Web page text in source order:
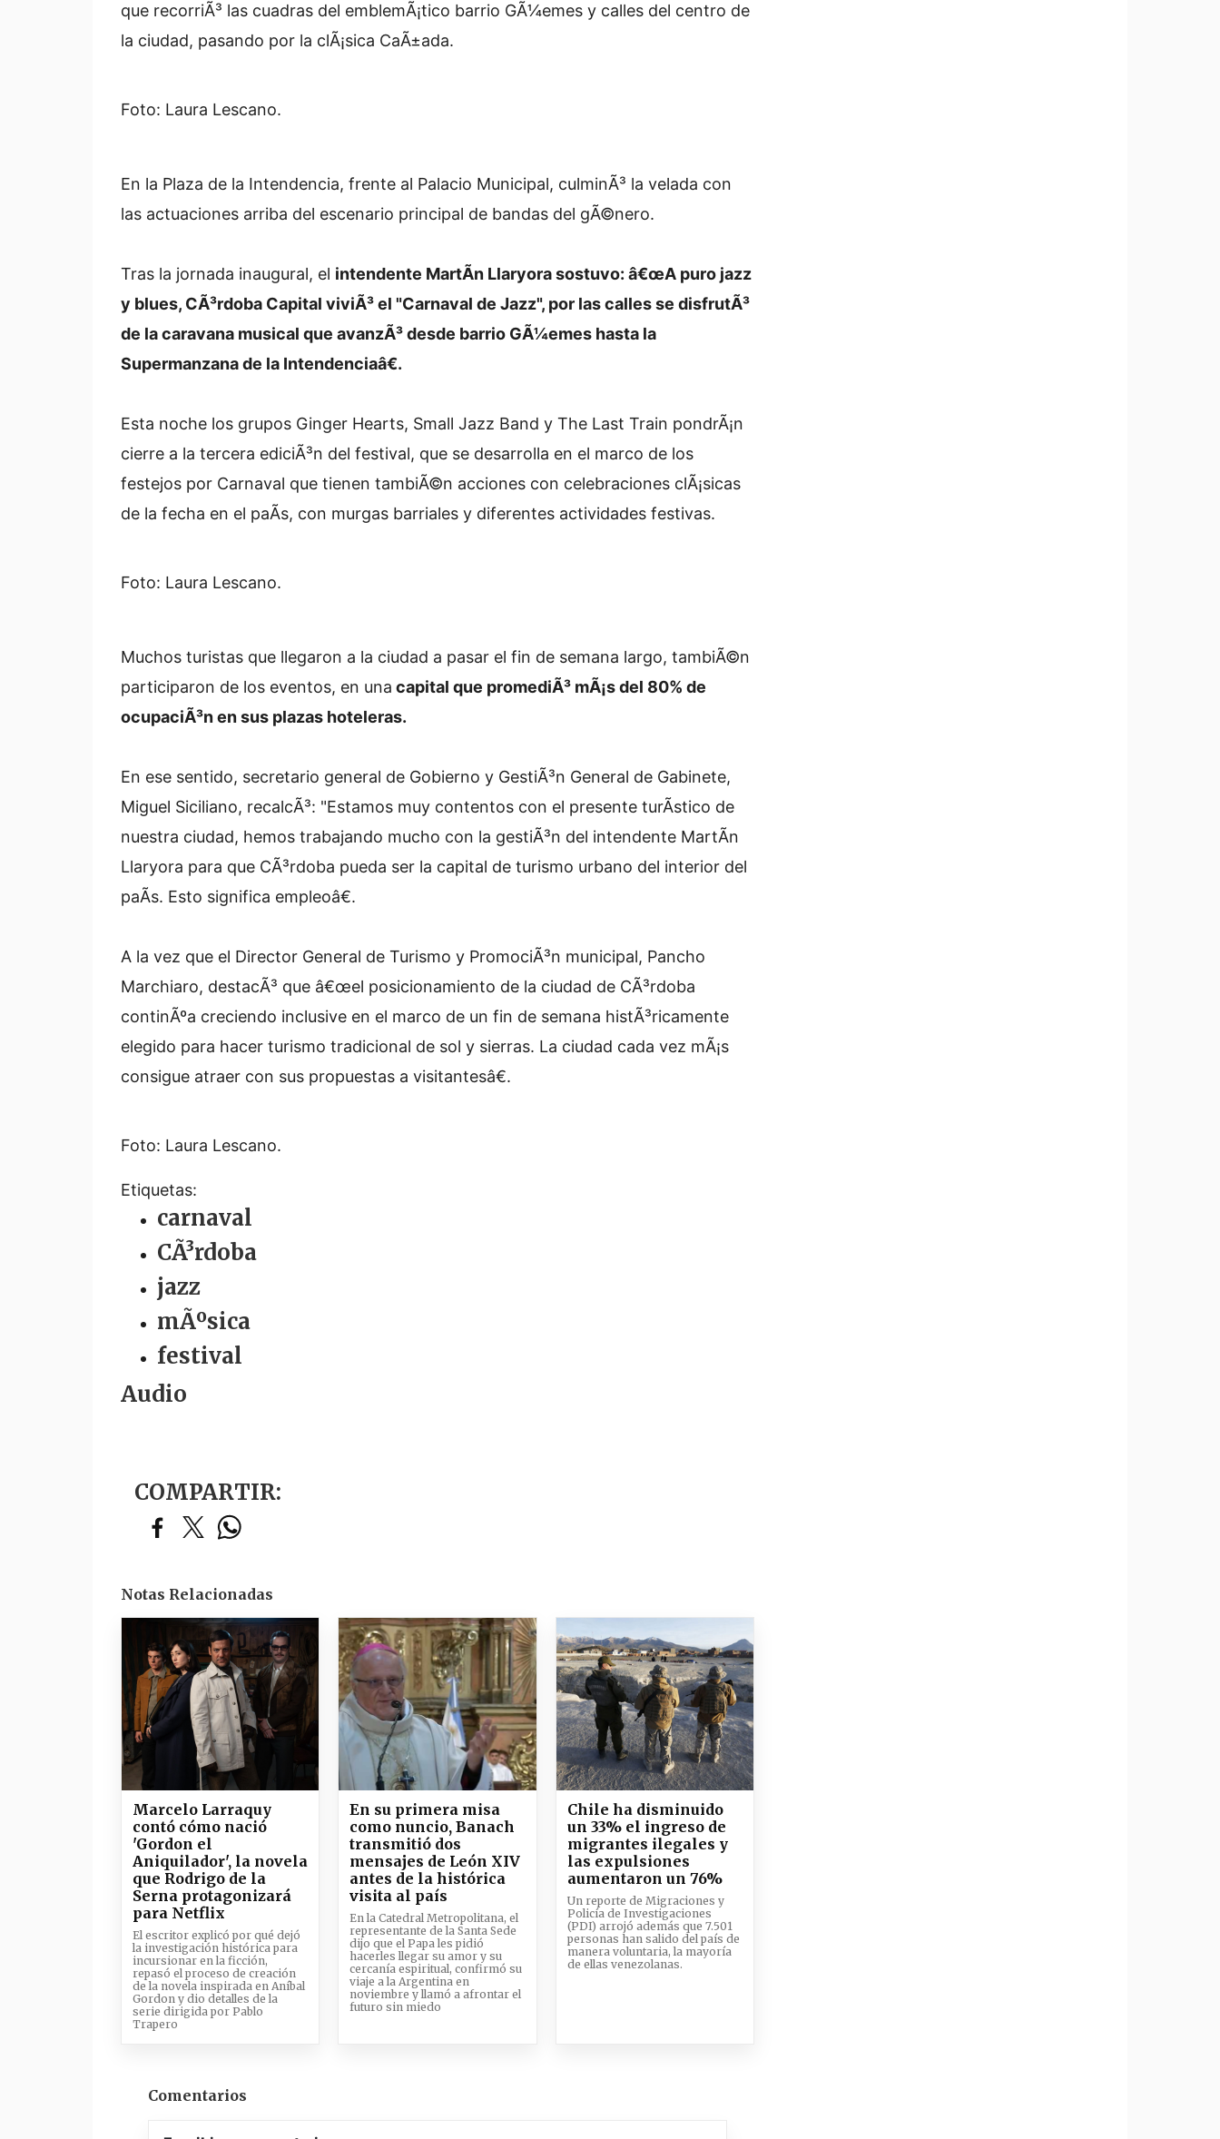
que recorriÃ³ las cuadras del emblemÃ¡tico barrio GÃ¼emes y calles del centro de
la ciudad, pasando por la clÃ¡sica CaÃ±ada.
Foto: Laura Lescano.
En la Plaza de la Intendencia, frente al Palacio Municipal, culminÃ³ la velada con
las actuaciones arriba del escenario principal de bandas del gÃ©nero.
Tras la jornada inaugural, el intendente MartÃ­n Llaryora sostuvo: â€œA puro jazz
y blues, CÃ³rdoba Capital viviÃ³ el "Carnaval de Jazz", por las calles se disfrutÃ³
de la caravana musical que avanzÃ³ desde barrio GÃ¼emes hasta la
Supermanzana de la Intendenciaâ€.
Esta noche los grupos Ginger Hearts, Small Jazz Band y The Last Train pondrÃ¡n
cierre a la tercera ediciÃ³n del festival, que se desarrolla en el marco de los
festejos por Carnaval que tienen tambiÃ©n acciones con celebraciones clÃ¡sicas
de la fecha en el paÃ­s, con murgas barriales y diferentes actividades festivas.
Foto: Laura Lescano.
Muchos turistas que llegaron a la ciudad a pasar el fin de semana largo, tambiÃ©n
participaron de los eventos, en una capital que promediÃ³ mÃ¡s del 80% de
ocupaciÃ³n en sus plazas hoteleras.
En ese sentido, secretario general de Gobierno y GestiÃ³n General de Gabinete,
Miguel Siciliano, recalcÃ³: "Estamos muy contentos con el presente turÃ­stico de
nuestra ciudad, hemos trabajando mucho con la gestiÃ³n del intendente MartÃ­n
Llaryora para que CÃ³rdoba pueda ser la capital de turismo urbano del interior del
paÃ­s. Esto significa empleoâ€.
A la vez que el Director General de Turismo y PromociÃ³n municipal, Pancho
Marchiaro, destacÃ³ que â€œel posicionamiento de la ciudad de CÃ³rdoba
continÃºa creciendo inclusive en el marco de un fin de semana histÃ³ricamente
elegido para hacer turismo tradicional de sol y sierras. La ciudad cada vez mÃ¡s
consigue atraer con sus propuestas a visitantesâ€.
Foto: Laura Lescano.
Etiquetas:
carnaval
CÃ³rdoba
jazz
mÃºsica
festival
Audio
COMPARTIR:
Notas Relacionadas
Marcelo Larraquy
contó cómo nació
'Gordon el
Aniquilador', la novela
que Rodrigo de la
Serna protagonizará
para Netflix
El escritor explicó por qué dejó
la investigación histórica para
incursionar en la ficción,
repasó el proceso de creación
de la novela inspirada en Aníbal
Gordon y dio detalles de la
serie dirigida por Pablo
Trapero
En su primera misa
como nuncio, Banach
transmitió dos
mensajes de León XIV
antes de la histórica
visita al país
En la Catedral Metropolitana, el
representante de la Santa Sede
dijo que el Papa les pidió
hacerles llegar su amor y su
cercanía espiritual, confirmó su
viaje a la Argentina en
noviembre y llamó a afrontar el
futuro sin miedo
Chile ha disminuido
un 33% el ingreso de
migrantes ilegales y
las expulsiones
aumentaron un 76%
Un reporte de Migraciones y
Policía de Investigaciones
(PDI) arrojó además que 7.501
personas han salido del país de
manera voluntaria, la mayoría
de ellas venezolanas.
Comentarios